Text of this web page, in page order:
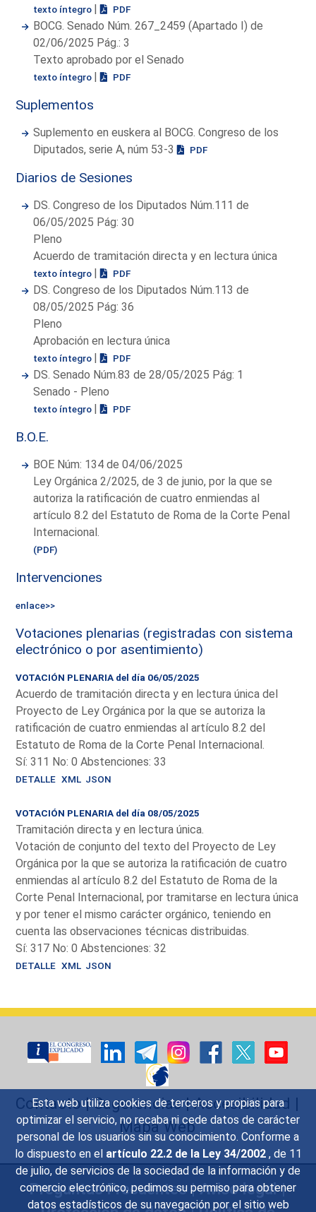
Esta web utiliza cookies de terceros y propias para
optimizar el servicio, no recaba ni cede datos de carácter
personal de los usuarios sin su conocimiento. Conforme a
lo dispuesto en el artículo 22.2 de la Ley 34/2002 , de 11
de julio, de servicios de la sociedad de la información y de
comercio electrónico, pedimos su permiso para obtener
datos estadísticos de su navegación por el sitio web
texto íntegro | PDF
BOCG. Senado Núm. 267_2459 (Apartado I) de
02/06/2025 Pág.: 3
Texto aprobado por el Senado
texto íntegro | PDF
Suplementos
Suplemento en euskera al BOCG. Congreso de los
Diputados, serie A, núm 53-3
PDF
Diarios de Sesiones
DS. Congreso de los Diputados Núm.111 de
06/05/2025 Pág: 30
Pleno
Acuerdo de tramitación directa y en lectura única
texto íntegro | PDF
DS. Congreso de los Diputados Núm.113 de
08/05/2025 Pág: 36
Pleno
Aprobación en lectura única
texto íntegro | PDF
DS. Senado Núm.83 de 28/05/2025 Pág: 1
Senado - Pleno
texto íntegro | PDF
B.O.E.
BOE Núm: 134 de 04/06/2025
Ley Orgánica 2/2025, de 3 de junio, por la que se
autoriza la ratificación de cuatro enmiendas al
artículo 8.2 del Estatuto de Roma de la Corte Penal
Internacional.
(PDF)
Intervenciones
enlace>>
Votaciones plenarias (registradas con sistema
electrónico o por asentimiento)
VOTACIÓN PLENARIA del día 06/05/2025
Acuerdo de tramitación directa y en lectura única del
Proyecto de Ley Orgánica por la que se autoriza la
ratificación de cuatro enmiendas al artículo 8.2 del
Estatuto de Roma de la Corte Penal Internacional.
Sí: 311 No: 0 Abstenciones: 33
DETALLE XML JSON
VOTACIÓN PLENARIA del día 08/05/2025
Tramitación directa y en lectura única.
Votación de conjunto del texto del Proyecto de Ley
Orgánica por la que se autoriza la ratificación de cuatro
enmiendas al artículo 8.2 del Estatuto de Roma de la
Corte Penal Internacional, por tramitarse en lectura única
y por tener el mismo carácter orgánico, teniendo en
cuenta las observaciones técnicas distribuidas.
Sí: 317 No: 0 Abstenciones: 32
DETALLE XML JSON
Contacto|Sugerencias|Accesibilidad |
Mapa Web
Preguntas Frecuentes|Aviso legal|